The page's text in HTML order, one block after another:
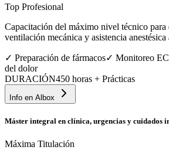
Top Profesional
Capacitación del máximo nivel técnico para
ventilación mecánica y asistencia anestésica
✓ Preparación de fármacos✓ Monitoreo
del dolor
DURACIÓN450 horas + Prácticas
Info en Albox
Máster integral en clínica, urgencias y cuidados
Máxima Titulación